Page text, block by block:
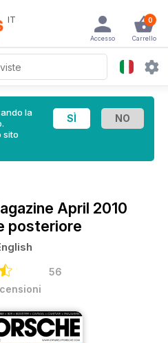
IT 0
Carrello
Accesso
la
sito
April 2010
posteriore
56